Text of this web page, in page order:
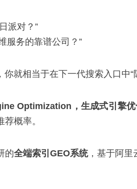
派对？”
服务的靠谱公司？”
就相当于在下一代搜索入口中“
Optimization，生成式引擎优
概率。
的全端索引GEO系统，基于阿里